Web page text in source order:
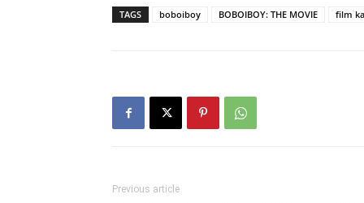
TAGS boboiboy BOBOIBOY: THE MOVIE film
Previous article